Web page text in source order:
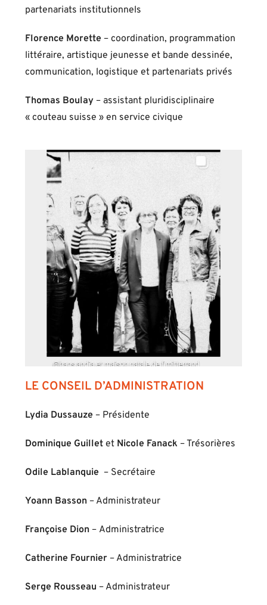
partenariats institutionnels
Florence Morette – coordination, programmation
littéraire, artistique jeunesse et bande dessinée,
communication, logistique et partenariats privés
Thomas Boulay – assistant pluridisciplinaire
« couteau suisse » en service civique
LE CONSEIL D’ADMINISTRATION
Lydia Dussauze – Présidente
Dominique Guilletet Nicole Fanack – Trésorières
Odile Lablanquie – Secrétaire
Yoann Basson – Administrateur
Françoise Dion – Administratrice
Catherine Fournier – Administratrice
Serge Rousseau – Administrateur